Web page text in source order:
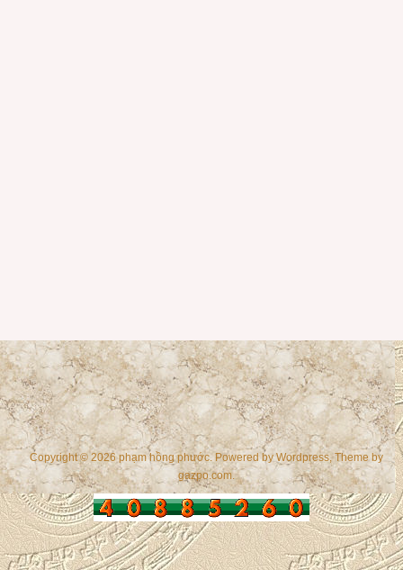
Copyright © 2026 phạm hồng phước. Powered byWordpress, Theme by
gazpo.com.